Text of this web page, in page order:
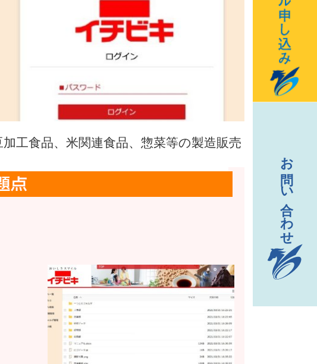
工食品、米関連食品、惣菜等の製造販売